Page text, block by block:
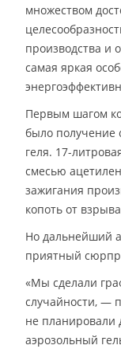
множеством
производства и
самая яркая
Первым шагом
было получение
геля. 17-
смесью
зажигания
копоть от
Но дальнейший
приятный
«Мы сделали
случайности, —
не планировали
аэрозольный